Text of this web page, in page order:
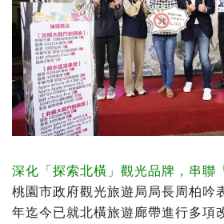
深化「探索北橫」觀光品牌，串聯
桃園市政府觀光旅遊局局長周柏吟
年迄今已就北橫旅遊廊帶進行多項